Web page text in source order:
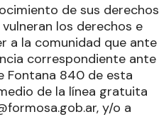
de sus derechos
los derechos e
a la comunidad que ante
correspondiente ante
Fontana 840 de esta
de la línea gratuita
y/o a